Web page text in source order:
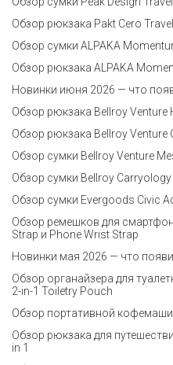
Обзор рюкзака Pakt Cero
Обзор сумки ALPAKA
Обзор рюкзака ALPAKA
Новинки июня 2026 — что
Обзор рюкзака Bellroy Venture
Обзор рюкзака Bellroy Venture
Обзор сумки Bellroy Venture
Обзор сумки Bellroy Carryology
Обзор сумки Evergoods Civic
Обзор ремешков для
Strap и Phone Wrist Strap
Новинки мая 2026 — что
Обзор органайзера для
2-in-1 Toiletry Pouch
Обзор портативной
Обзор рюкзака для
in 1